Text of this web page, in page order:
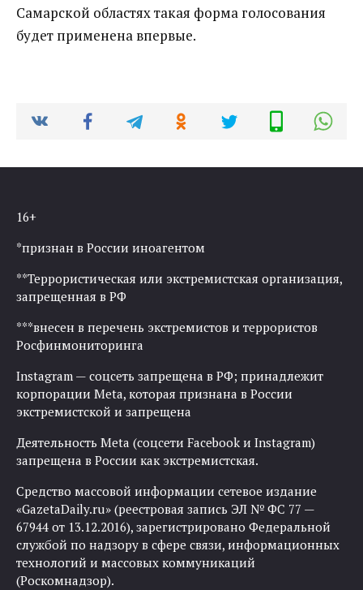
Самарской областях такая форма голосования
будет применена впервые.
16+
*признан в России иноагентом
**Террористическая или экстремистская организация,
запрещенная в РФ
***внесен в перечень экстремистов и террористов
Росфинмониторинга
Instagram — соцсеть запрещена в РФ; принадлежит
корпорации Meta, которая признана в России
экстремистской и запрещена
Деятельность Meta (соцсети Facebook и Instagram)
запрещена в России как экстремистская.
Средство массовой информации сетевое издание
«GazetaDaily.ru» (реестровая запись ЭЛ № ФС 77 —
67944 от 13.12.2016), зарегистрировано Федеральной
службой по надзору в сфере связи, информационных
технологий и массовых коммуникаций
(Роскомнадзор).